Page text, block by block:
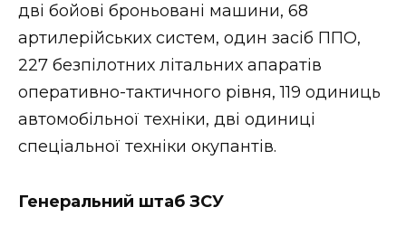
дві бойові броньовані машини, 68
артилерійських систем, один засіб ППО,
227 безпілотних літальних апаратів
оперативно-тактичного рівня, 119 одиниць
автомобільної техніки, дві одиниці
спеціальної техніки окупантів.
Генеральний штаб ЗСУ